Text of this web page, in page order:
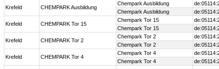
Krefeld CHEMPARK Ausbildung
Chempark Ausbildung
Chempark Ausbildung
Krefeld CHEMPARK Tor 15
Chempark Tor 15
Chempark Tor 15
Krefeld CHEMPARK Tor 2
Chempark Tor 2
Chempark Tor 2
Krefeld CHEMPARK Tor 4
Chempark Tor 4
Chempark Tor 4